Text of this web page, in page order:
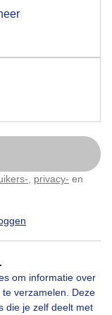
privacy- en
om informatie over
verzamelen. Deze
die je zelf deelt met
42x bekeken
waarin